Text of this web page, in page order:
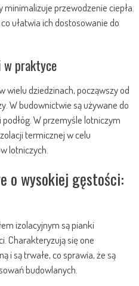
przewodzenie ciepła.
ułatwia ich dostosowanie do
w praktyce
wielu dziedzinach, począwszy od
W budownictwie są używane do
W przemyśle lotniczym
termicznej w celu
lotniczych.
o wysokiej gęstości:
izolacyjnym są pianki
Charakteryzują się one
i są trwałe, co sprawia, że są
budowlanych.